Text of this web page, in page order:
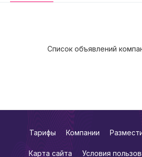
Список объявлений
Тарифы Компании
Карта сайта Условия